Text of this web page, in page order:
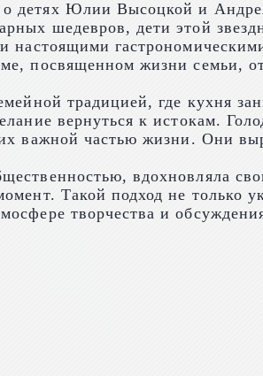
шедевров, дети этой
настоящими
посвященном жизни семьи,
традицией, где кухня
вернуться к истокам.
важной частью жизни. Они
вдохновляла
Такой подход не только
творчества и